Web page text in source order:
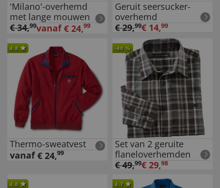
'Milano'-overhemd
met lange mouwen
€34,99vanaf € 24,99
Geruit seersucker-
overhemd
€29,99€ 14,99
4.8
Thermo-sweatvest
vanaf € 24,99
-40 %
Set van 2 geruite
flaneloverhemden
€49,99€ 29,98
4.6 4.7